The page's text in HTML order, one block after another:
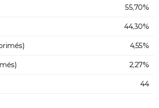
55,70%
44,30%
4,55%
2,27%
44